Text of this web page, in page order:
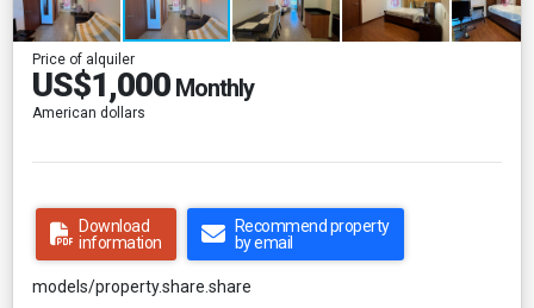
Price of alquiler
US$1,000 Monthly
American dollars
Download
information
Recommend property
by email
models/property.share.share